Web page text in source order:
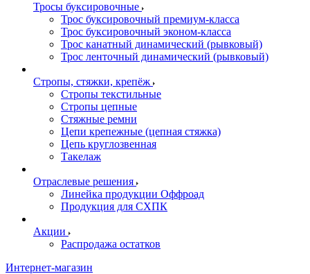
Тросы буксировочные
Трос буксировочный премиум-класса
Трос буксировочный эконом-класса
Трос канатный динамический (рывковый)
Трос ленточный динамический (рывковый)
Стропы, стяжки, крепёж
Стропы текстильные
Стропы цепные
Стяжные ремни
Цепи крепежные (цепная стяжка)
Цепь круглозвенная
Такелаж
Отраслевые решения
Линейка продукции Оффроад
Продукция для СХПК
Акции
Распродажа остатков
Интернет-магазин